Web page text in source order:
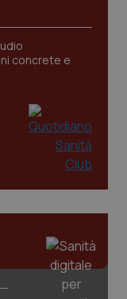
concrete e